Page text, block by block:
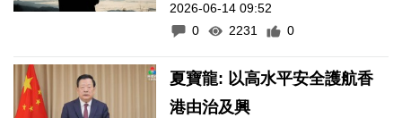
2026-06-14 09:52
0
2231 0
夏寶龍: 以高水平安全護航香
港由治及興